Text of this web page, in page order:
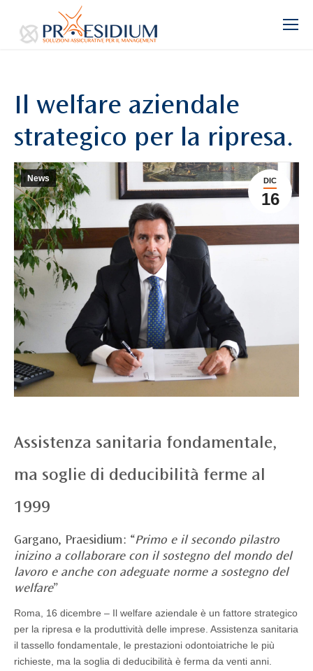
Il welfare aziendale
strategico per la ripresa.
DIC
16
News
Assistenza sanitaria fondamentale,
ma soglie di deducibilità ferme al
1999
Gargano, Praesidium: “Primo e il secondo pilastro
inizino a collaborare con il sostegno del mondo del
lavoro e anche con adeguate norme a sostegno del
welfare”
Roma, 16 dicembre – Il welfare aziendale è un fattore strategico
per la ripresa e la produttività delle imprese. Assistenza sanitaria
il tassello fondamentale, le prestazioni odontoiatriche le più
richieste, ma la soglia di deducibilità è ferma da venti anni.